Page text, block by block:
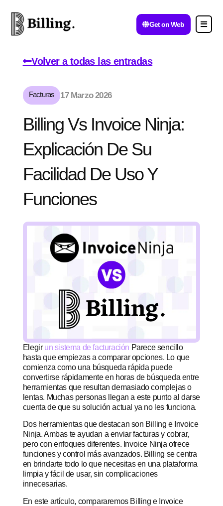
Get on Web
Volver a todas las entradas
Facturas 17 Marzo 2026
Billing Vs Invoice Ninja:
Explicación De Su
Facilidad De Uso Y
Funciones
Elegir un sistema de facturación Parece sencillo
hasta que empiezas a comparar opciones. Lo que
comienza como una búsqueda rápida puede
convertirse rápidamente en horas de búsqueda entre
herramientas que resultan demasiado complejas o
lentas. Muchas personas llegan a este punto al darse
cuenta de que su solución actual ya no les funciona.
Dos herramientas que destacan son Billing e Invoice
Ninja. Ambas te ayudan a enviar facturas y cobrar,
pero con enfoques diferentes. Invoice Ninja ofrece
funciones y control más avanzados. Billing se centra
en brindarte todo lo que necesitas en una plataforma
limpia y fácil de usar, sin complicaciones
innecesarias.
En este artículo, compararemos Billing e Invoice